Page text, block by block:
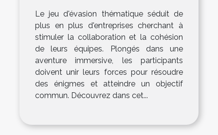
Le jeu d'évasion thématique séduit de
plus en plus d'entreprises cherchant à
stimuler la collaboration et la cohésion
de leurs équipes. Plongés dans une
aventure immersive, les participants
doivent unir leurs forces pour résoudre
des énigmes et atteindre un objectif
commun. Découvrez dans cet...